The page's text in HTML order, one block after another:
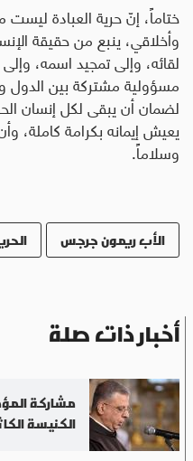
ختاماً، إنّ حرية العبادة
وأخلاقي، ينبع من حقيقة
لقائه، وإلى تمجيد اسمه،
مسؤولية مشتركة بين الدول
لضمان أن يبقى لكل إنسان
يعيش إيمانه بكرامة كاملة،
وسلاماً.
الأب ريمون جرجس
أخبار ذات صلة
مشاركة
الكنيسة